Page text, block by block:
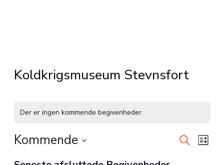
Koldkrigsmuseum Stevnsfort
Der er ingen kommende begivenheder.
Søg
Liste
Kommende